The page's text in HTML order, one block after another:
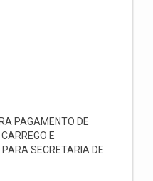
PAGAMENTO DE
E
SECRETARIA DE